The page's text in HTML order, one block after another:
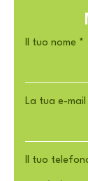
Il tuo nome *
La tua e-mail
Il tuo